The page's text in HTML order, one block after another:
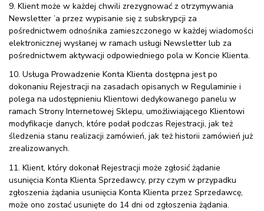
9. Klient może w każdej chwili zrezygnować z otrzymywania
Newsletter ’a przez wypisanie się z subskrypcji za
pośrednictwem odnośnika zamieszczonego w każdej wiadomości
elektronicznej wysłanej w ramach usługi Newsletter lub za
pośrednictwem aktywacji odpowiedniego pola w Koncie Klienta.
10. Usługa Prowadzenie Konta Klienta dostępna jest po
dokonaniu Rejestracji na zasadach opisanych w Regulaminie i
polega na udostępnieniu Klientowi dedykowanego panelu w
ramach Strony Internetowej Sklepu, umożliwiającego Klientowi
modyfikacje danych, które podał podczas Rejestracji, jak też
śledzenia stanu realizacji zamówień, jak też historii zamówień już
zrealizowanych.
11. Klient, który dokonał Rejestracji może zgłosić żądanie
usunięcia Konta Klienta Sprzedawcy, przy czym w przypadku
zgłoszenia żądania usunięcia Konta Klienta przez Sprzedawcę,
może ono zostać usunięte do 14 dni od zgłoszenia żądania.